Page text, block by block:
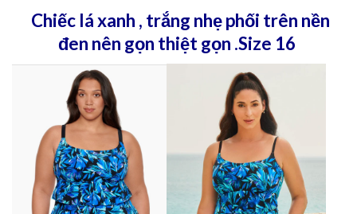
Chiếc lá xanh , trắng nhẹ phối trên nền
đen nên gọn thiệt gọn .Size 16